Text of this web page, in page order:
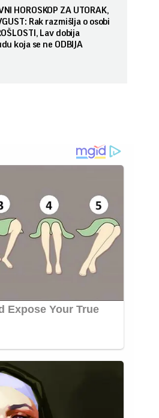
HOROSKOP ZA UTORAK,
Rak razmišlja o osobi
Lav dobija
koja se ne ODBIJA